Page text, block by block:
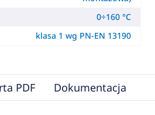
0÷160 °C
klasa 1 wg PN-EN 13190
PDF Dokumentacja